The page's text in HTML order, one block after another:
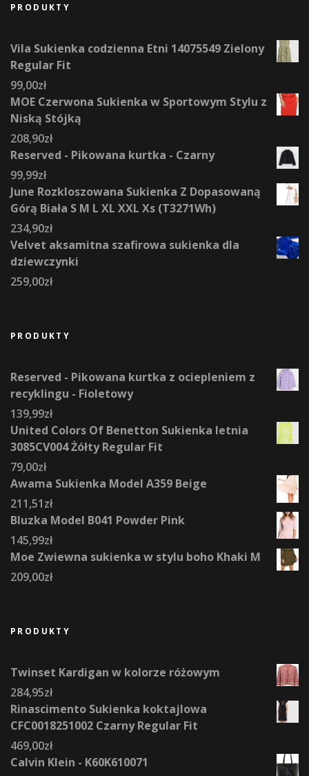
PRODUKTY
Vila Sukienka codzienna Etni 14075549 Zielony
Regular Fit
99,00zł
MOE Czerwona Sukienka w Sportowym Stylu z
Niską Stójką
208,90zł
Reserved - Pikowana kurtka - Czarny
99,99zł
June Rozkloszowana Sukienka Z Dopasowaną
Górą Biała S M L XL XXL Xs (T3271Wh)
234,90zł
Velvet aksamitna szafirowa sukienka dla
dziewczynki
259,00zł
PRODUKTY
Reserved - Pikowana kurtka z ociepleniem z
recyklingu - Fioletowy
139,99zł
United Colors Of Benetton Sukienka letnia
3085CV004 Żółty Regular Fit
79,00zł
Awama Sukienka Model A359 Beige
211,51zł
Bluzka Model B041 Powder Pink
145,99zł
Moe Zwiewna sukienka w stylu boho Khaki M
209,00zł
PRODUKTY
Twinset Kardigan w kolorze różowym
284,95zł
Rinascimento Sukienka koktajlowa
CFC0018251002 Czarny Regular Fit
469,00zł
Calvin Klein - K60K610071